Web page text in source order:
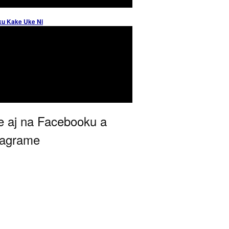
Kake Uke Ni
aj na Facebooku a